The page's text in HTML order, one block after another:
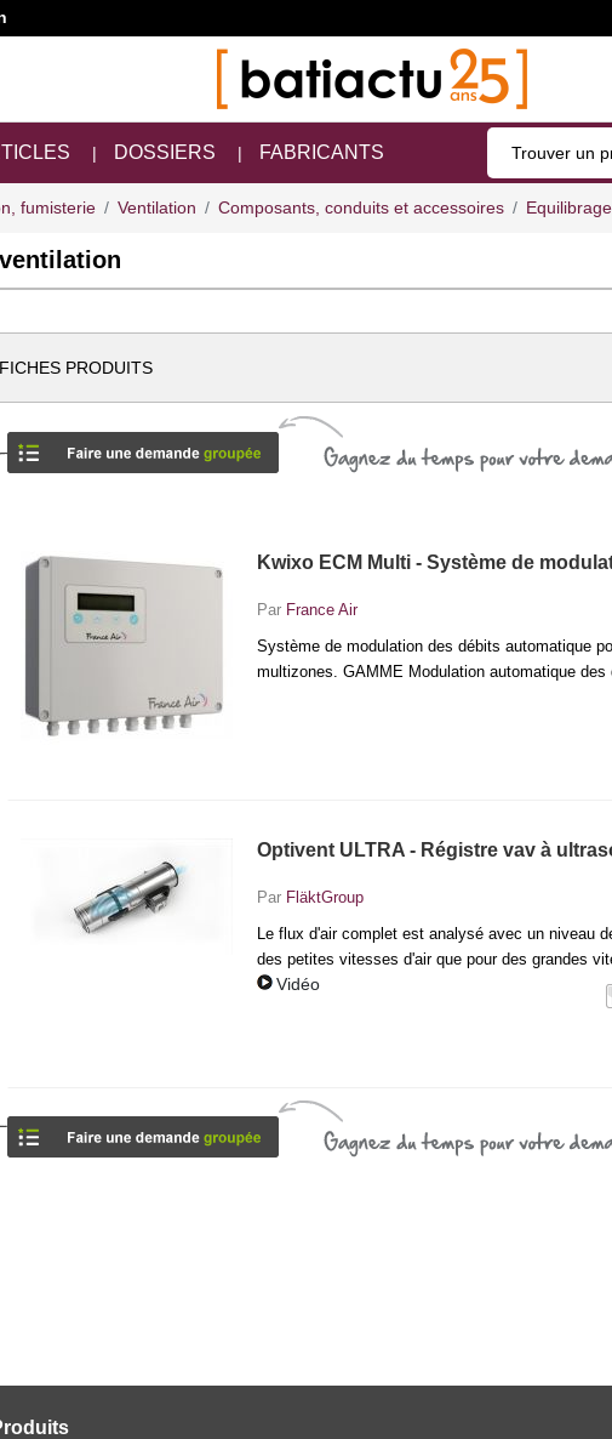
DOSSIERS FABRICANTS
fumisterie Ventilation Composants, conduits et accessoires
FICHES PRODUITS
Kwixo ECM Multi - Système de
Par France Air
Système de modulation des débits automatique
multizones. GAMME Modulation automatique des
Optivent ULTRA - Régistre vav à
Par FläktGroup
Le flux d'air complet est analysé avec un niveau
des petites vitesses d'air que pour des grandes
Vidéo